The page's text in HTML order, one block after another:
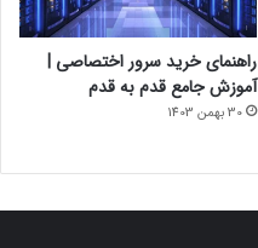
راهنمای خرید سرور اختصاصی |
آموزش جامع قدم به قدم
30 بهمن 1403